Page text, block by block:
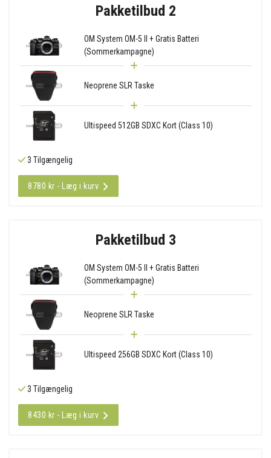
Pakketilbud 2
OM System OM-5 II + Gratis Batteri
(Sommerkampagne)
Neoprene SLR Taske
Ultispeed 512GB SDXC Kort (Class 10)
3 Tilgængelig
8780 kr - Læg i kurv
Pakketilbud 3
OM System OM-5 II + Gratis Batteri
(Sommerkampagne)
Neoprene SLR Taske
Ultispeed 256GB SDXC Kort (Class 10)
3 Tilgængelig
8430 kr - Læg i kurv